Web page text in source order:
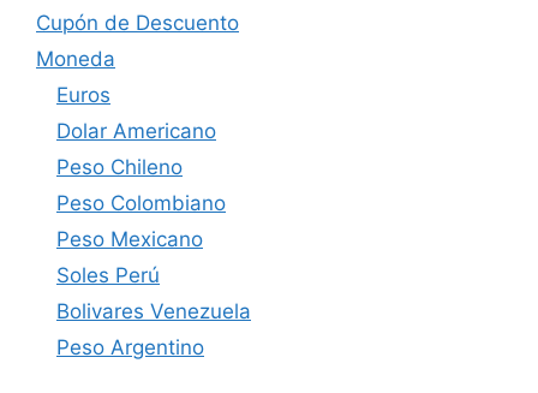
Cupón de Descuento
Moneda
Euros
Dolar Americano
Peso Chileno
Peso Colombiano
Peso Mexicano
Soles Perú
Bolivares Venezuela
Peso Argentino